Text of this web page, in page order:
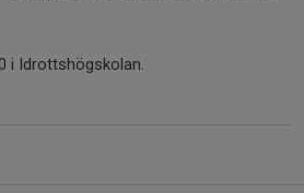
i Idrottshögskolan.